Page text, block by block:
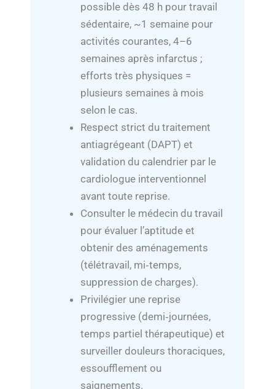
possible dès 48 h pour travail
sédentaire, ~1 semaine pour
activités courantes, 4–6
semaines après infarctus ;
efforts très physiques =
plusieurs semaines à mois
selon le cas.
Respect strict du traitement
antiagrégeant (DAPT) et
validation du calendrier par le
cardiologue interventionnel
avant toute reprise.
Consulter le médecin du travail
pour évaluer l’aptitude et
obtenir des aménagements
(télétravail, mi‑temps,
suppression de charges).
Privilégier une reprise
progressive (demi‑journées,
temps partiel thérapeutique) et
surveiller douleurs thoraciques,
essoufflement ou
saignements.